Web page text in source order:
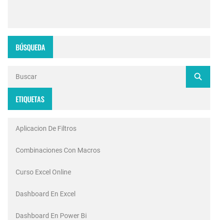
BÚSQUEDA
ETIQUETAS
Aplicacion De Filtros
Combinaciones Con Macros
Curso Excel Online
Dashboard En Excel
Dashboard En Power Bi